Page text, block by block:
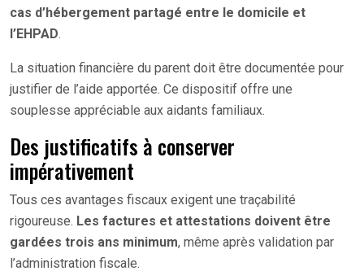
cas d’hébergement partagé entre le domicile et
l’EHPAD.
La situation financière du parent doit être documentée pour
justifier de l’aide apportée. Ce dispositif offre une
souplesse appréciable aux aidants familiaux.
Des justificatifs à conserver
impérativement
Tous ces avantages fiscaux exigent une traçabilité
rigoureuse. Les factures et attestations doivent être
gardées trois ans minimum, même après validation par
l’administration fiscale.